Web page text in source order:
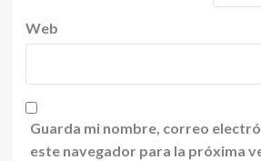
Web
Guarda mi nombre, correo
este navegador para la próxima